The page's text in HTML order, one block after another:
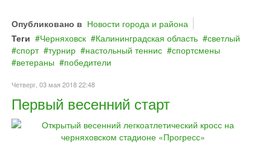
Опубликовано в Новости города и района
Теги
Черняховск Калининградская область
светлый
спорт
турнир настольный теннис
спортсмены
ветераны
победители
Четверг, 03 мая 2018 22:48
Первый весенний старт